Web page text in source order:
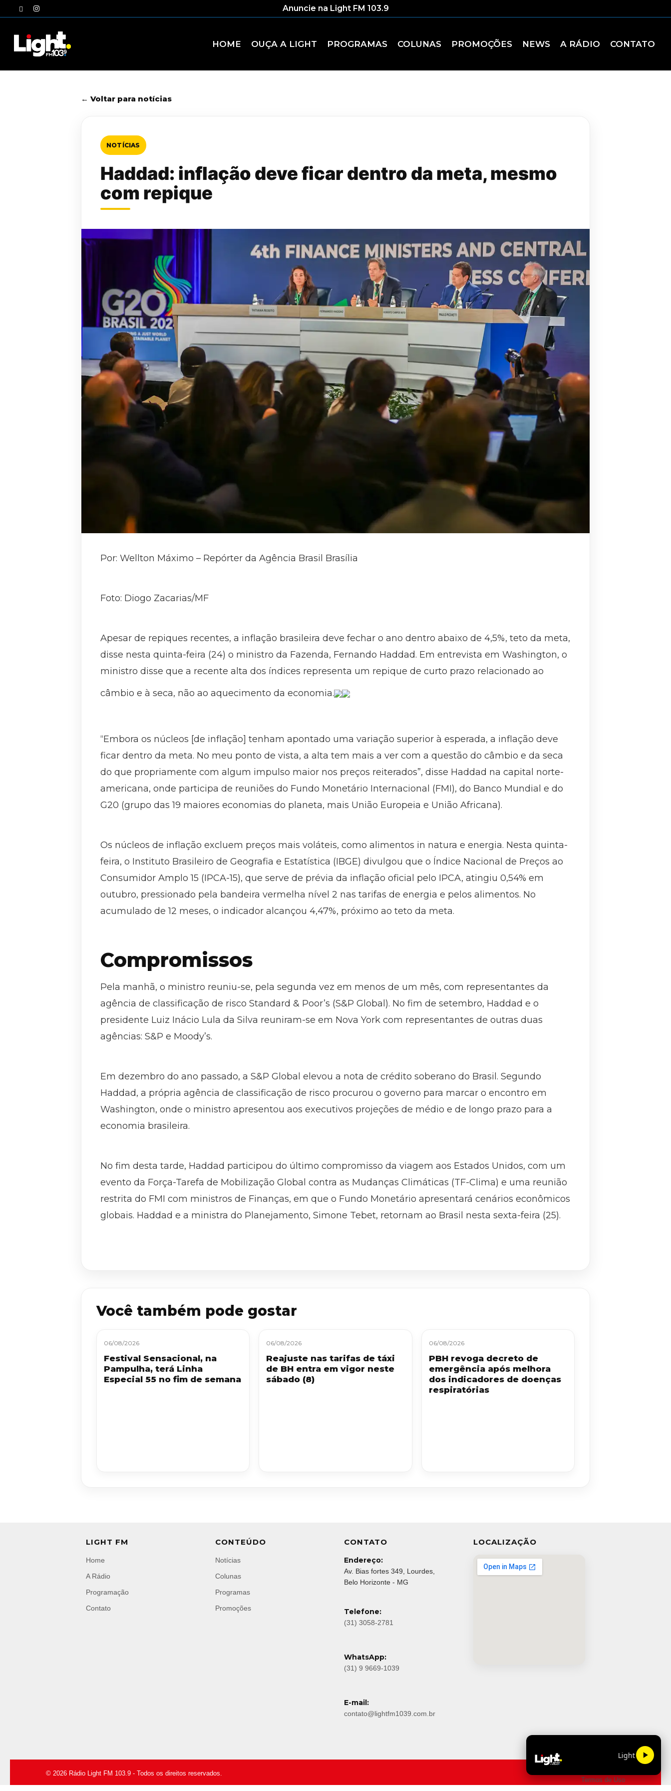
to
twitterinstagram Anuncie na Light FM 103.9
HOME OUÇA A LIGHT PROGRAMAS COLUNAS PROMOÇÕES NEWS A RÁDIO CONTATO
← Voltar para notícias
NOTÍCIAS
Haddad: inflação deve ficar dentro da meta, mesmo
com repique
Por: Wellton Máximo – Repórter da Agência Brasil Brasília
Foto: Diogo Zacarias/MF
Apesar de repiques recentes, a inflação brasileira deve fechar o ano dentro abaixo de 4,5%, teto da meta,
disse nesta quinta-feira (24) o ministro da Fazenda, Fernando Haddad. Em entrevista em Washington, o
ministro disse que a recente alta dos índices representa um repique de curto prazo relacionado ao
câmbio e à seca, não ao aquecimento da economia.
“Embora os núcleos [de inflação] tenham apontado uma variação superior à esperada, a inflação deve
ficar dentro da meta. No meu ponto de vista, a alta tem mais a ver com a questão do câmbio e da seca
do que propriamente com algum impulso maior nos preços reiterados”, disse Haddad na capital norte-
americana, onde participa de reuniões do Fundo Monetário Internacional (FMI), do Banco Mundial e do
G20 (grupo das 19 maiores economias do planeta, mais União Europeia e União Africana).
Os núcleos de inflação excluem preços mais voláteis, como alimentos in natura e energia. Nesta quinta-
feira, o Instituto Brasileiro de Geografia e Estatística (IBGE) divulgou que o Índice Nacional de Preços ao
Consumidor Amplo 15 (IPCA-15), que serve de prévia da inflação oficial pelo IPCA, atingiu 0,54% em
outubro, pressionado pela bandeira vermelha nível 2 nas tarifas de energia e pelos alimentos. No
acumulado de 12 meses, o indicador alcançou 4,47%, próximo ao teto da meta.
Compromissos
Pela manhã, o ministro reuniu-se, pela segunda vez em menos de um mês, com representantes da
agência de classificação de risco Standard & Poor’s (S&P Global). No fim de setembro, Haddad e o
presidente Luiz Inácio Lula da Silva reuniram-se em Nova York com representantes de outras duas
agências: S&P e Moody’s.
Em dezembro do ano passado, a S&P Global elevou a nota de crédito soberano do Brasil. Segundo
Haddad, a própria agência de classificação de risco procurou o governo para marcar o encontro em
Washington, onde o ministro apresentou aos executivos projeções de médio e de longo prazo para a
economia brasileira.
No fim desta tarde, Haddad participou do último compromisso da viagem aos Estados Unidos, com um
evento da Força-Tarefa de Mobilização Global contra as Mudanças Climáticas (TF-Clima) e uma reunião
restrita do FMI com ministros de Finanças, em que o Fundo Monetário apresentará cenários econômicos
globais. Haddad e a ministra do Planejamento, Simone Tebet, retornam ao Brasil nesta sexta-feira (25).
Você também pode gostar
06/08/2026
Festival Sensacional, na
Pampulha, terá Linha
Especial 55 no fim de semana
06/08/2026
Reajuste nas tarifas de táxi
de BH entra em vigor neste
sábado (8)
06/08/2026
PBH revoga decreto de
emergência após melhora
dos indicadores de doenças
respiratórias
LIGHT FM
Home
A Rádio
Programação
Contato
CONTEÚDO
Notícias
Colunas
Programas
Promoções
CONTATO
Endereço:
Av. Bias fortes 349, Lourdes,
Belo Horizonte - MG
Telefone:
(31) 3058-2781
WhatsApp:
(31) 9 9669-1039
E-mail:
contato@lightfm1039.com.br
LOCALIZAÇÃO
© 2026 Rádio Light FM 103.9 - Todos os direitos reservados.
Termos de Uso
Light FM 103.9